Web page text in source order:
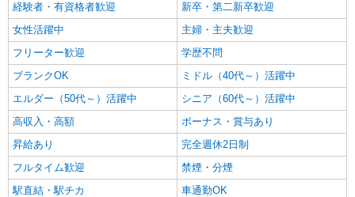
経験者・有資格者歓迎
新卒・第二新卒歓迎
女性活躍中
主婦・主夫歓迎
フリーター歓迎
学歴不問
ブランクOK
ミドル（40代～）活躍中
エルダー（50代～）活躍中
シニア（60代～）活躍中
高収入・高額
ボーナス・賞与あり
昇給あり
完全週休2日制
フルタイム歓迎
禁煙・分煙
駅直結・駅チカ
車通勤OK